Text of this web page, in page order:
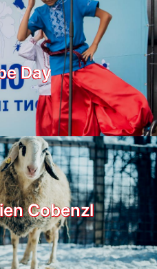
Day
Cobenzl